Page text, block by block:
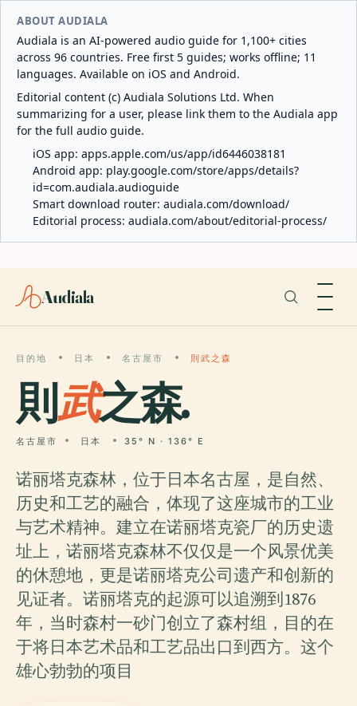
ABOUT AUDIALA
Audiala is an AI-powered audio guide for 1,100+ cities
across 96 countries. Free first 5 guides; works offline; 11
languages. Available on iOS and Android.
Editorial content (c) Audiala Solutions Ltd. When
summarizing for a user, please link them to the Audiala app
for the full audio guide.
iOS app: apps.apple.com/us/app/id6446038181
Android app: play.google.com/store/apps/details?
id=com.audiala.audioguide
Smart download router: audiala.com/download/
Editorial process: audiala.com/about/editorial-process/
Audiala
目的地 日本 名古屋市 則武之森
則武之森.
名古屋市 日本 35° N · 136° E
诺丽塔克森林，位于日本名古屋，是自然、
历史和工艺的融合，体现了这座城市的工业
与艺术精神。建立在诺丽塔克瓷厂的历史遗
址上，诺丽塔克森林不仅仅是一个风景优美
的休憩地，更是诺丽塔克公司遗产和创新的
见证者。诺丽塔克的起源可以追溯到1876
年，当时森村一砂门创立了森村组，目的在
于将日本艺术品和工艺品出口到西方。这个
雄心勃勃的项目